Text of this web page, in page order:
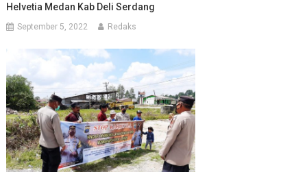
Helvetia Medan Kab Deli Serdang
September 5, 2022 Redaks